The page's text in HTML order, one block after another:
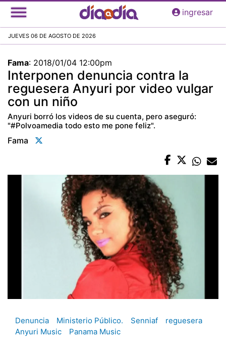
Pasar
al
principal
ingresar
JUEVES 06 DE AGOSTO DE 2026
Fama: 2018/01/04 12:00pm
Interponen denuncia contra la
reguesera Anyuri por video vulgar
con un niño
Anyuri borró los videos de su cuenta, pero aseguró:
"#Polvoamedia todo esto me pone feliz".
Fama
Denuncia Ministerio Público. Senniaf
reguesera
Anyuri Music
Panama Music